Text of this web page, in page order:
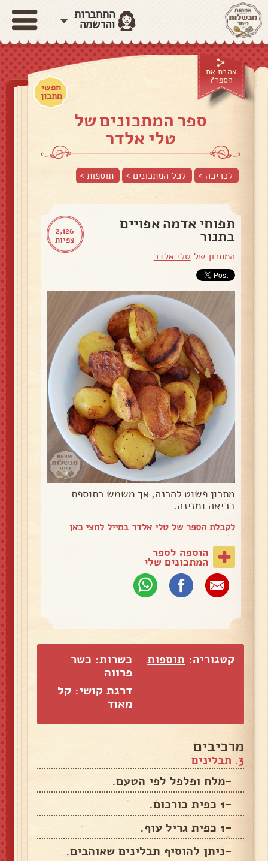
התחברות
והרשמה
אהבת את
הספר?
חפשי
מתכון
ספר המתכונים של
טלי אלדר
לכריכה > לכל המתכונים > תוספות>
2,126
צפיות
תפוחי אדמה אפויים
בתנור
המתכון של טלי אלדר
מתכון פשוט להכנה, אך משמש כתוספת
בריאה ומזינה.
לקבלת הספר של טלי אלדר במייללחצי כאן
הוספה לספר
המתכונים שלי
קטגוריה: תוספות
כשרות: כשר
פרווה
דרגת קושי: קל
מאוד
מרכיבים
3. תבלינים
-מלח ופלפל לפי הטעם.
-1 כפית כורכום.
-1 כפית גריל עוף.
-ניתן להוסיף תבלינים שאוהבים.